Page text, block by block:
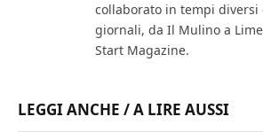
collaborato in tempi diversi
giornali, da Il Mulino a
Start Magazine.
LEGGI ANCHE / A LIRE AUSSI